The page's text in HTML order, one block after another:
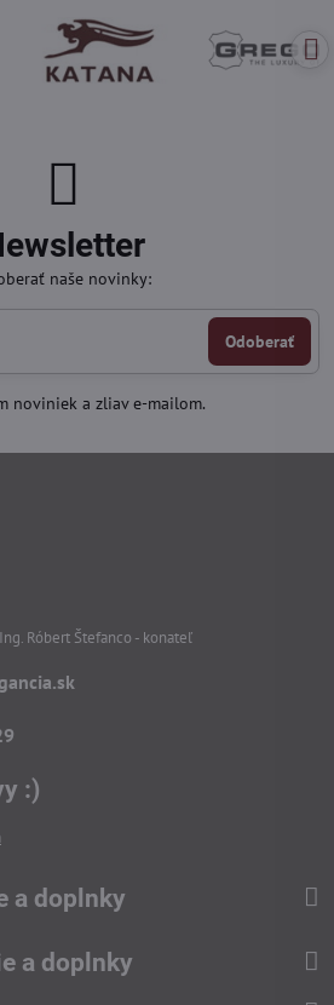
naše novinky:
Odoberať
noviniek a zliav e-mailom.
Ing. Róbert Štefanco - konateľ
:)
a doplnky
a doplnky